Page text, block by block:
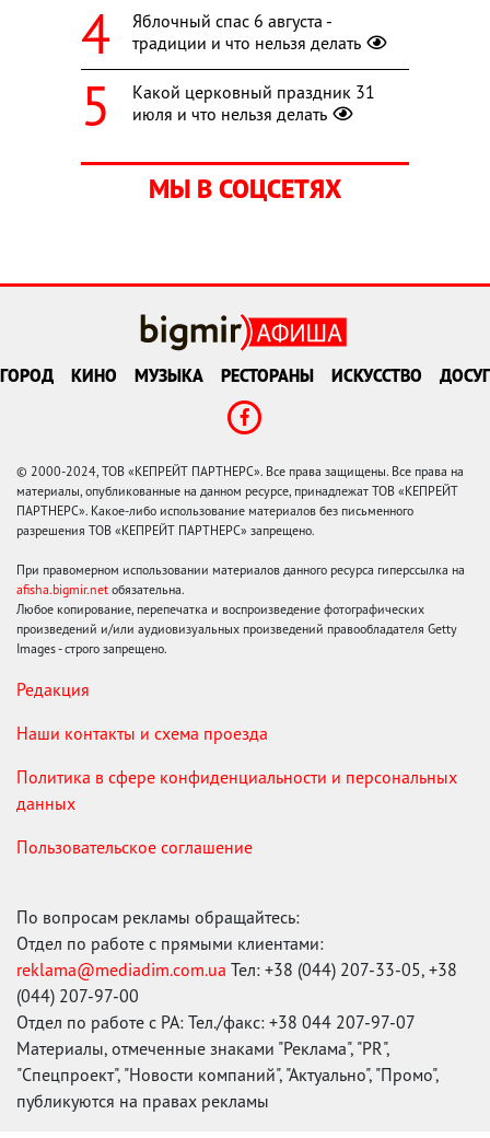
Яблочный спас 6 августа -
традиции и что нельзя делать
Какой церковный праздник 31
июля и что нельзя делать
МЫ В СОЦСЕТЯХ
ГОРОД КИНО МУЗЫКА РЕСТОРАНЫ ИСКУССТВО ДОСУГ
© 2000-2024, ТОВ «КЕПРЕЙТ ПАРТНЕРС». Все права защищены. Все права на
материалы, опубликованные на данном ресурсе, принадлежат ТОВ «КЕПРЕЙТ
ПАРТНЕРС». Какое-либо использование материалов без письменного
разрешения ТОВ «КЕПРЕЙТ ПАРТНЕРС» запрещено.
При правомерном использовании материалов данного ресурса гиперссылка на
afisha.bigmir.net обязательна.
Любое копирование, перепечатка и воспроизведение фотографических
произведений и/или аудиовизуальных произведений правообладателя Getty
Images - строго запрещено.
Редакция
Наши контакты и схема проезда
Политика в сфере конфиденциальности и персональных
данных
Пользовательское соглашение
По вопросам рекламы обращайтесь:
Отдел по работе с прямыми клиентами:
reklama@mediadim.com.ua Тел: +38 (044) 207-33-05, +38
(044) 207-97-00
Отдел по работе с РА: Тел./факс: +38 044 207-97-07
Материалы, отмеченные знаками "Реклама", "PR",
"Спецпроект", "Новости компаний", "Актуально", "Промо",
публикуются на правах рекламы